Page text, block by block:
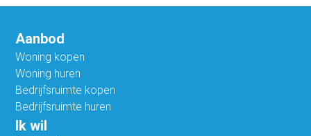
Aanbod
Woning kopen
Woning huren
Bedrijfsruimte kopen
Bedrijfsruimte huren
Ik wil